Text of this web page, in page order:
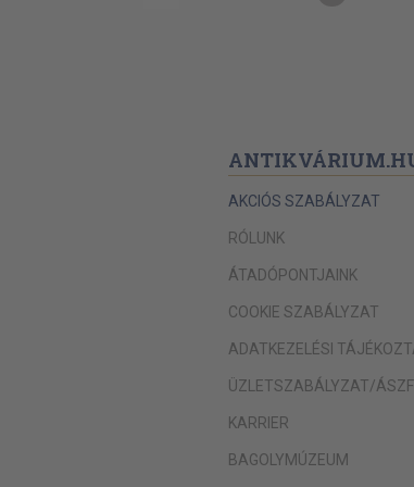
AKCIÓS SZABÁLYZAT
RÓLUNK
ÁTADÓPONTJAINK
COOKIE SZABÁLYZAT
ADATKEZELÉSI
ÜZLETSZABÁLYZAT/ÁSZF
KARRIER
BAGOLYMÚZEUM